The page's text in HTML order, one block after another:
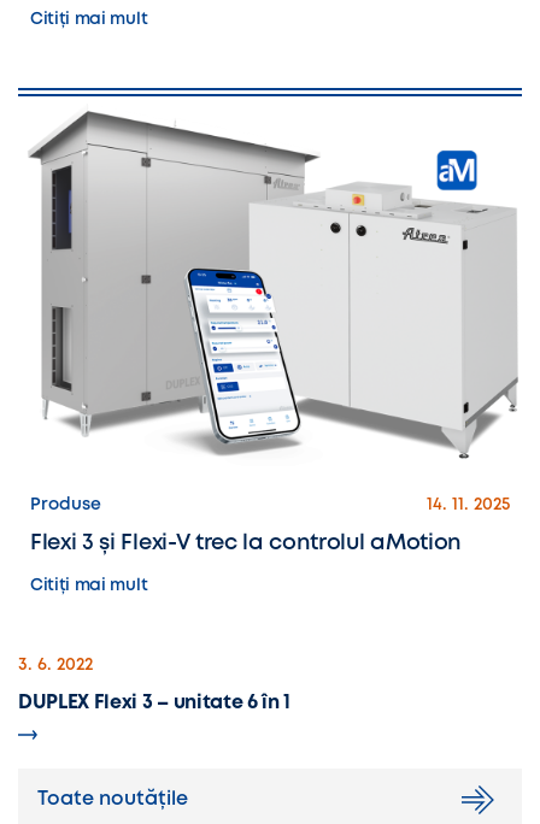
Citiți mai mult
Produse 14. 11. 2025
Flexi 3 și Flexi-V trec la controlul aMotion
Citiți mai mult
3. 6. 2022
DUPLEX Flexi 3 – unitate 6 în 1
Toate noutățile